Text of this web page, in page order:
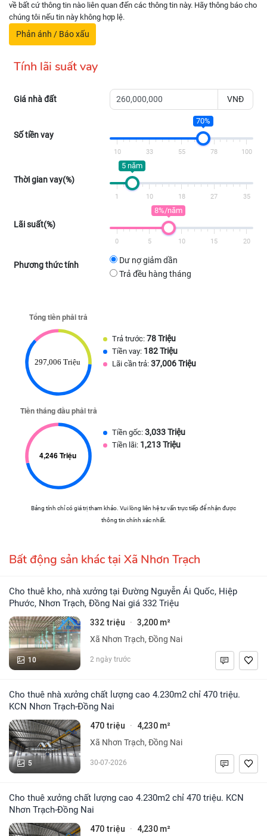
về bất cứ thông tin nào liên quan đến các thông tin này. Hãy thông báo cho
chúng tôi nếu tin này không hợp lệ.
Phản ánh / Báo xấu
Tính lãi suất vay
Giá nhà đất VNĐ
Số tiền vay
70%
10 33 55 78 100
Thời gian vay(%)
5 năm
1 10 18 27 35
Lãi suất(%)
8%/năm
0 5 10 15 20
Phương thức tính
Dư nợ giảm dần
Trả đều hàng tháng
Trả trước: 78 Triệu
Tiền vay: 182 Triệu
Lãi cần trả: 37,006 Triệu
Tiền gốc: 3,033 Triệu
Tiền lãi: 1,213 Triệu
Bảng tính chỉ có giá trị tham khảo. Vui lòng liên hệ tư vấn trực tiếp để nhận được
thông tin chính xác nhất.
Bất động sản khác tại Xã Nhơn Trạch
Cho thuê kho, nhà xưởng tại Đường Nguyễn Ái Quốc, Hiệp
Phước, Nhơn Trạch, Đồng Nai giá 332 Triệu
10
332 triệu · 3,200 m²
Xã Nhơn Trạch, Đồng Nai
2 ngày trước
Cho thuê nhà xưởng chất lượng cao 4.230m2 chỉ 470 triệu.
KCN Nhơn Trạch-Đồng Nai
5
470 triệu · 4,230 m²
Xã Nhơn Trạch, Đồng Nai
30-07-2026
Cho thuê xưởng chất lượng cao 4.230m2 chỉ 470 triệu. KCN
Nhơn Trạch-Đồng Nai
470 triệu
· 4,230 m²